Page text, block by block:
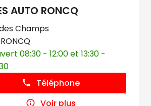
AUTO RONCQ
Champs
08:30 - 12:00 et 13:30 -
Téléphone
Voir plus